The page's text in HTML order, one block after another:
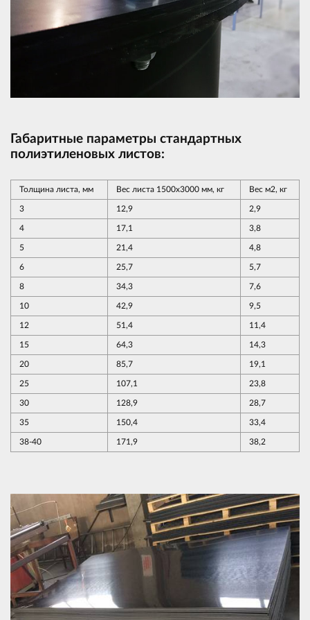
Габаритные параметры стандартных
полиэтиленовых листов:
Толщина листа, мм Вес листа 1500х3000 мм, кг Вес м2, кг
3 12,9 2,9
4 17,1 3,8
5 21,4 4,8
6 25,7 5,7
8 34,3 7,6
10 42,9 9,5
12 51,4 11,4
15 64,3 14,3
20 85,7 19,1
25 107,1 23,8
30 128,9 28,7
35 150,4 33,4
38-40 171,9 38,2